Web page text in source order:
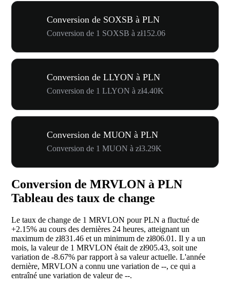
Conversion de SOXSB à PLN
Conversion de 1 SOXSB à zł152.06
Conversion de LLYON à PLN
Conversion de 1 LLYON à zł4.40K
Conversion de MUON à PLN
Conversion de 1 MUON à zł3.29K
Conversion de MRVLON à PLN
Tableau des taux de change
Le taux de change de 1 MRVLON pour PLN a fluctué de
+2.15% au cours des dernières 24 heures, atteignant un
maximum de zł831.46 et un minimum de zł806.01. Il y a un
mois, la valeur de 1 MRVLON était de zł905.43, soit une
variation de -8.67% par rapport à sa valeur actuelle. L'année
dernière, MRVLON a connu une variation de --, ce qui a
entraîné une variation de valeur de --.